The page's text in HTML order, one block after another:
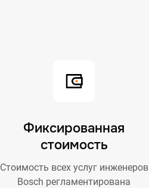
Фиксированная
стоимость
Стоимость всех услуг инженеров
Bosch регламентирована